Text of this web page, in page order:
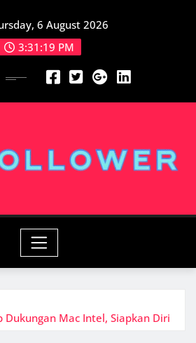
6 August 2026
3:31:21 PM
Dukungan Mac Intel, Siapkan Diri